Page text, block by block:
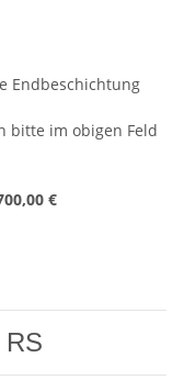
Endbeschichtung
bitte im obigen Feld
€
RS